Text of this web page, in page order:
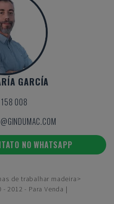
GARCÍA
008
NO WHATSAPP
de trabalhar madeira
- 2012 - Para Venda |